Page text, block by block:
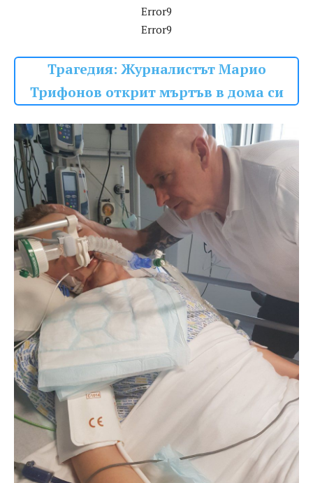
Error9
Error9
Трагедия: Журналистът Марио
Трифонов открит мъртъв в дома си